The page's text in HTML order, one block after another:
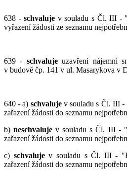
638 -schvaluje v souladu s Čl. III -
vyřazení žádosti ze seznamu
639 - schvalujeuzavření nájemní
v budově čp. 141 v ul. Masarykova v
640-a) schvalujev souladu s Čl. III -
zařazení žádosti do seznamu
b)neschvaluje v souladu s Čl. III -
zařazení žádosti do seznamu
c) schvalujev souladu s Čl. III -
zařazení žádosti do seznamu